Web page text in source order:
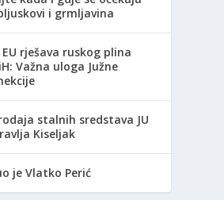
i grmljavina
EU rješava ruskog plina
Važna uloga Južne
stalnih sredstava JU
Kiseljak
je Vlatko Perić